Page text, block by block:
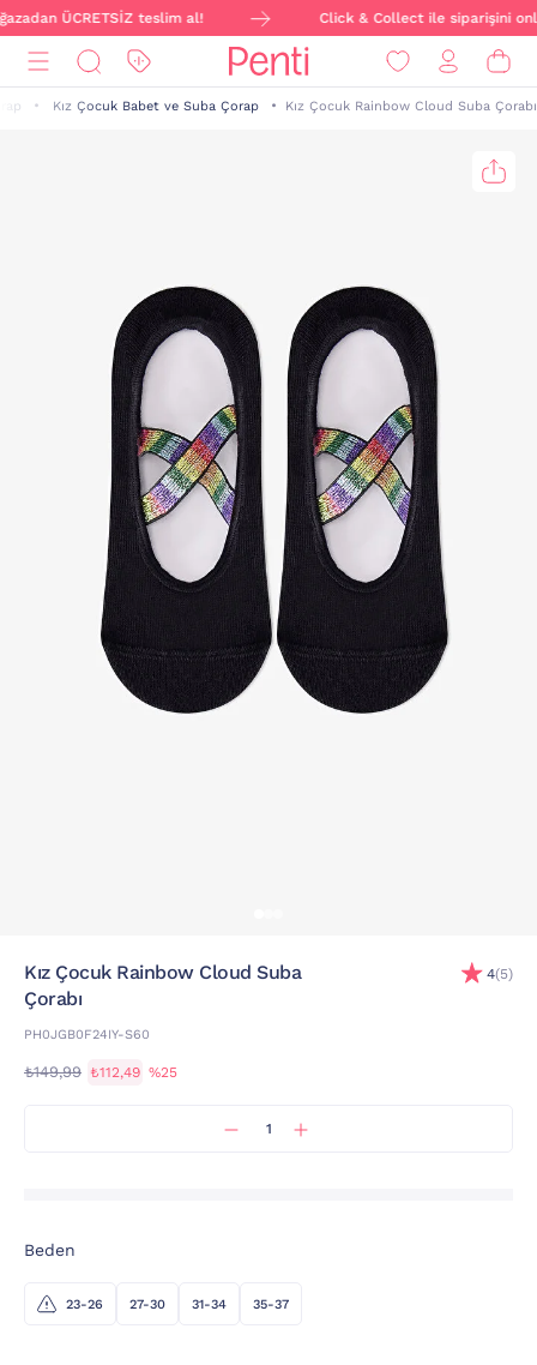
ÜCRETSİZ teslim al! Click & Collect ile siparişini
Kız Çocuk Babet ve Suba Çorap Kız Çocuk Rainbow Cloud Suba Çorabı
Kız Çocuk Rainbow Cloud Suba
Çorabı
PH0JGB0F24IY-S60
4(5)
₺149,99 ₺112,49 %25
Beden
23-26 27-30 31-34 35-37